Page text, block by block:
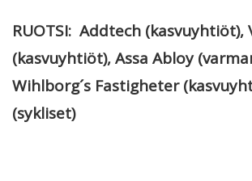
RUOTSI: Addtech (kasvuyhtiöt),
(kasvuyhtiöt), Assa Abloy
Wihlborg´s Fastigheter
(sykliset)